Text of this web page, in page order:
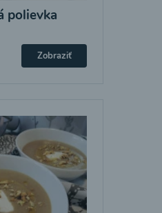
polievka
Zobraziť